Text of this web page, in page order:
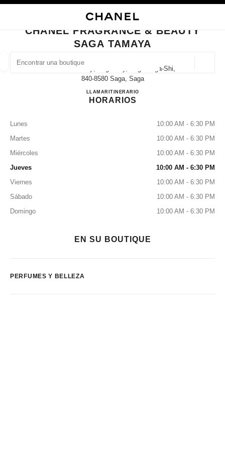
BUSCAR UNA BOUTIQUE
las sugerencias se muestran debajo de esta barra de búsqueda
0 Sugerencias disponibles
CERRAR TARJETA DE BOUTIQUE CHANEL FRAGRANCE & BEAUTY SAGA
CHANEL FRAGRANCE & BEAUTY
SAGA TAMAYA
2-5 Nakanokoji, Saga City, Saga Saga-Shi,
840-8580 Saga, Saga
LLAMAR0952-25-6610
ITINERARIOCHANEL FRAGRANCE &
HORARIOS
Lunes
10:00 AM - 6:30 PM
Martes
10:00 AM - 6:30 PM
Miércoles
10:00 AM - 6:30 PM
Jueves
10:00 AM - 6:30 PM
Viernes
10:00 AM - 6:30 PM
Sábado
10:00 AM - 6:30 PM
Domingo
10:00 AM - 6:30 PM
EN SU BOUTIQUE
PERFUMES Y BELLEZA
RELOJERÍA Y JOYERÍA